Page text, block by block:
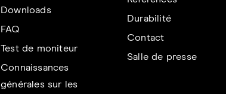
Downloads
FAQ
Test de moniteur
Connaissances
générales sur les
Durabilité
Contact
Salle de presse